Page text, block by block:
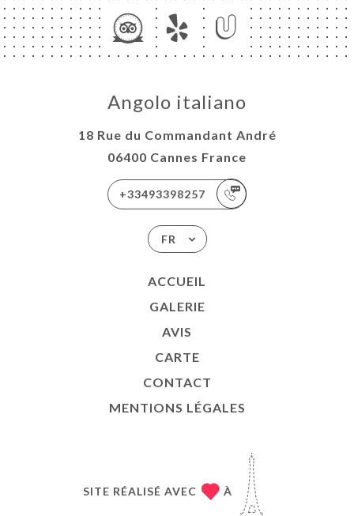
Angolo italiano
18 Rue du Commandant André
06400 Cannes France
+33493398257
FR
ACCUEIL
GALERIE
AVIS
CARTE
CONTACT
MENTIONS LÉGALES
SITE RÉALISÉ AVEC À